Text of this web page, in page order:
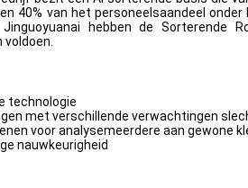
40% van het personeelsaandeel
hebben de Sorterende
technologie
met verschillende verwachtingen
voor analysemeerdere aan gewone
nauwkeurigheid